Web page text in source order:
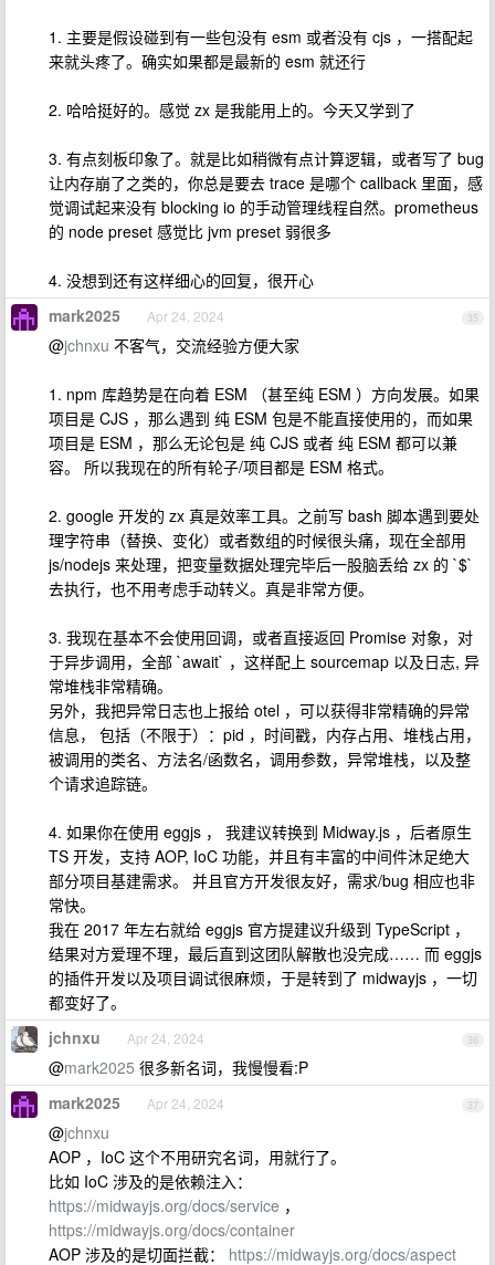
1. 主要是假设碰到有一些包没有 esm 或者没有 cjs ，一搭配起
来就头疼了。确实如果都是最新的 esm 就还行
2. 哈哈挺好的。感觉 zx 是我能用上的。今天又学到了
3. 有点刻板印象了。就是比如稍微有点计算逻辑，或者写了 bug
让内存崩了之类的，你总是要去 trace 是哪个 callback 里面，感
觉调试起来没有 blocking io 的手动管理线程自然。prometheus
的 node preset 感觉比 jvm preset 弱很多
4. 没想到还有这样细心的回复，很开心
35
mark2025 Apr 24, 2024
@jchnxu 不客气，交流经验方便大家
1. npm 库趋势是在向着 ESM （甚至纯 ESM ）方向发展。如果
项目是 CJS ，那么遇到 纯 ESM 包是不能直接使用的，而如果
项目是 ESM ，那么无论包是 纯 CJS 或者 纯 ESM 都可以兼
容。 所以我现在的所有轮子/项目都是 ESM 格式。
2. google 开发的 zx 真是效率工具。之前写 bash 脚本遇到要处
理字符串（替换、变化）或者数组的时候很头痛，现在全部用
js/nodejs 来处理，把变量数据处理完毕后一股脑丢给 zx 的 `$`
去执行，也不用考虑手动转义。真是非常方便。
3. 我现在基本不会使用回调，或者直接返回 Promise 对象，对
于异步调用，全部 `await` ，这样配上 sourcemap 以及日志, 异
常堆栈非常精确。
另外，我把异常日志也上报给 otel ，可以获得非常精确的异常
信息， 包括（不限于）：pid ，时间戳，内存占用、堆栈占用，
被调用的类名、方法名/函数名，调用参数，异常堆栈，以及整
个请求追踪链。
4. 如果你在使用 eggjs ， 我建议转换到 Midway.js ，后者原生
TS 开发，支持 AOP, IoC 功能，并且有丰富的中间件沐足绝大
部分项目基建需求。 并且官方开发很友好，需求/bug 相应也非
常快。
我在 2017 年左右就给 eggjs 官方提建议升级到 TypeScript ，
结果对方爱理不理，最后直到这团队解散也没完成…… 而 eggjs
的插件开发以及项目调试很麻烦，于是转到了 midwayjs ，一切
都变好了。
36
jchnxu Apr 24, 2024
@mark2025 很多新名词，我慢慢看:P
37
mark2025 Apr 24, 2024
@jchnxu
AOP ，IoC 这个不用研究名词，用就行了。
比如 IoC 涉及的是依赖注入：
https://midwayjs.org/docs/service ，
https://midwayjs.org/docs/container
AOP 涉及的是切面拦截： https://midwayjs.org/docs/aspect